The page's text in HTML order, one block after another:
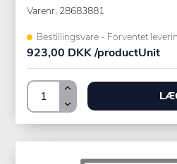
Varenr. 28683881
Bestillingsvare - Forventet
923,00 DKK /productUnit